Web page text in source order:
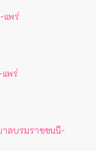
แพร่
พร่
าลบรมราชชนนี-